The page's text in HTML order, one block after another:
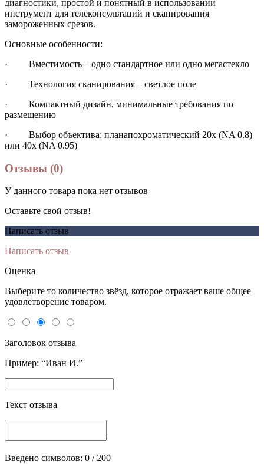
диагностики, простой и понятный в использовании
инструмент для телеконсультаций и сканирования
замороженных срезов.
Основные особенности:
· Вместимость – одно стандартное или одно мегастекло
· Технология сканирования – светлое поле
· Компактный дизайн, минимальные требования по
размещению
· Выбор объектива: планапохроматический 20х (NA 0.8)
или 40x (NA 0.95)
Отзывы (0)
У данного товара пока нет отзывов
Оставьте свой отзыв!
Написать отзыв
Написать отзыв
Оценка
Выберите то количество звёзд, которое отражает ваше общее
удовлетворение товаром.
Заголовок отзыва
Пример: “Иван И.”
Текст отзыва
Введено символов: 0 / 200